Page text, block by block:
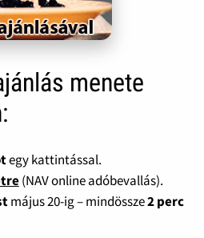
menete
egy kattintással.
(NAV online adóbevallás).
május 20-ig – mindössze2 perc